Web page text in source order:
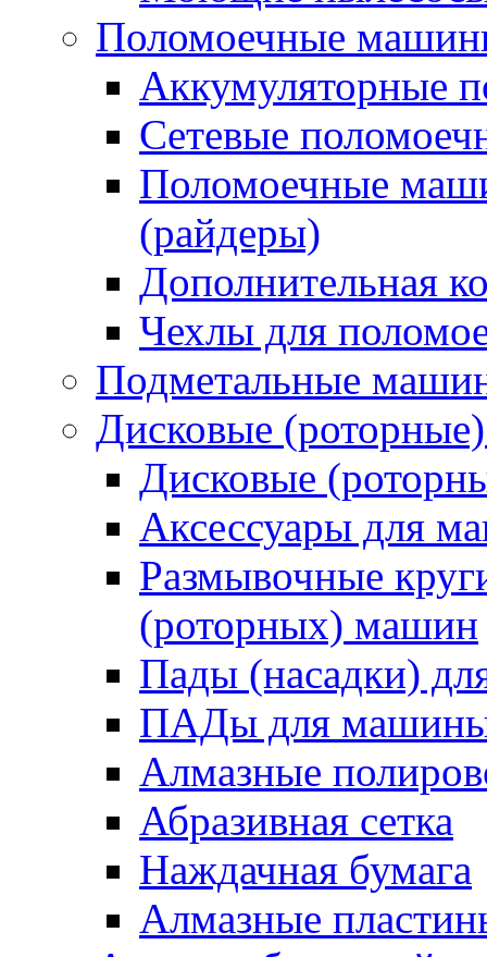
Поломоечные
Аккумуляторные
Сетевые
Поломоечные
(райдеры)
Дополнительная
Чехлы для
Подметальные
Дисковые
Дисковые
Аксессуары для
Размывочные
(роторных) машин
Пады (насадки)
ПАДы для
Алмазные
Абразивная сетка
Наждачная бумага
Алмазные